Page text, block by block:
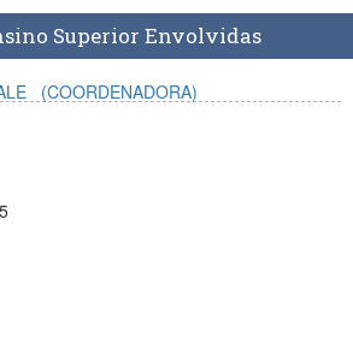
Superior Envolvidas
(COORDENADORA)